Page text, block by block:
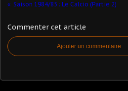
Saison 1984/85 : Le Calcio (Partie 2)
Commenter cet article
Ajouter un commentaire